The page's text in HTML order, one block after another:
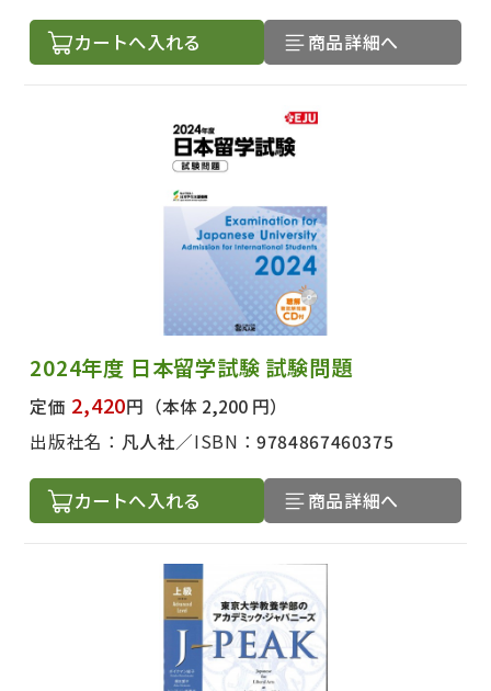
カートへ入れる 商品詳細へ
2024年度 日本留学試験 試験問題
定価 2,420円 （本体 2,200 円）
出版社名： 凡人社 ISBN：9784867460375
カートへ入れる 商品詳細へ